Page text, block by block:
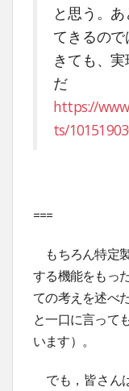
と思う。
てきるの
きても、
https://
ts/
===
もちろん特定
する機能をもっ
ての考えを述べ
と一口に言って
います）。
でも，皆さん